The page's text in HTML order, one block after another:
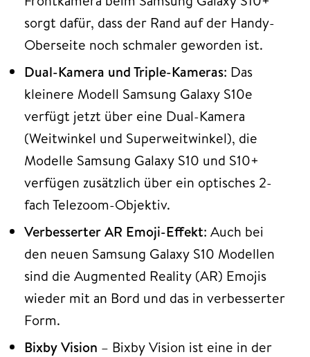
sorgt dafür, dass der Rand auf der Handy-
Oberseite noch schmaler geworden ist.
Dual-Kamera und Triple-Kameras: Das
kleinere Modell Samsung Galaxy S10e
verfügt jetzt über eine Dual-Kamera
(Weitwinkel und Superweitwinkel), die
Modelle Samsung Galaxy S10 und S10+
verfügen zusätzlich über ein optisches 2-
fach Telezoom-Objektiv.
Verbesserter AR Emoji-Effekt: Auch bei
den neuen Samsung Galaxy S10 Modellen
sind die Augmented Reality (AR) Emojis
wieder mit an Bord und das in verbesserter
Form.
Bixby Vision – Bixby Vision ist eine in der